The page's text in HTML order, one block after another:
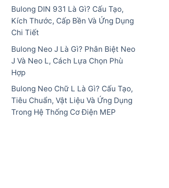
Bulong DIN 931 Là Gì? Cấu Tạo,
Kích Thước, Cấp Bền Và Ứng Dụng
Chi Tiết
Bulong Neo J Là Gì? Phân Biệt Neo
J Và Neo L, Cách Lựa Chọn Phù
Hợp
Bulong Neo Chữ L Là Gì? Cấu Tạo,
Tiêu Chuẩn, Vật Liệu Và Ứng Dụng
Trong Hệ Thống Cơ Điện MEP